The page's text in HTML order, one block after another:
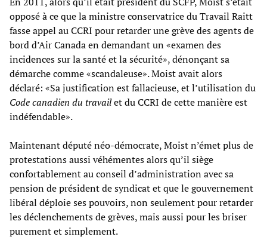
opposé à ce que la ministre conservatrice du Travail Raitt
fasse appel au CCRI pour retarder une grève des agents de
bord d’Air Canada en demandant un «examen des
incidences sur la santé et la sécurité», dénonçant sa
démarche comme «scandaleuse». Moist avait alors
déclaré: «Sa justification est fallacieuse, et l’utilisation du
Code canadien du travailet du CCRI de cette manière est
indéfendable».
Maintenant député néo-démocrate, Moist n’émet plus de
protestations aussi véhémentes alors qu’il siège
confortablement au conseil d’administration avec sa
pension de président de syndicat et que le gouvernement
libéral déploie ses pouvoirs, non seulement pour retarder
les déclenchements de grèves, mais aussi pour les briser
purement et simplement.